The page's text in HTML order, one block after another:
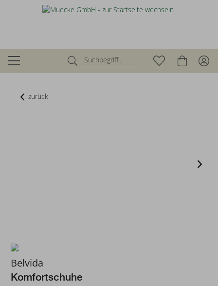
zurück
Belvida
Komfortschuhe